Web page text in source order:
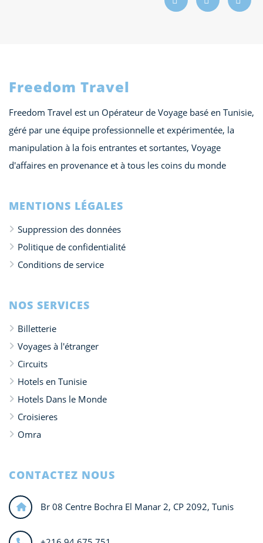
Freedom Travel
Freedom Travel est un Opérateur de Voyage basé en Tunisie,
géré par une équipe professionnelle et expérimentée, la
manipulation à la fois entrantes et sortantes, Voyage
d'affaires en provenance et à tous les coins du monde
MENTIONS LÉGALES
Suppression des données
Politique de confidentialité
Conditions de service
NOS SERVICES
Billetterie
Voyages à l'étranger
Circuits
Hotels en Tunisie
Hotels Dans le Monde
Croisieres
Omra
CONTACTEZ NOUS
Br 08 Centre Bochra El Manar 2, CP 2092, Tunis